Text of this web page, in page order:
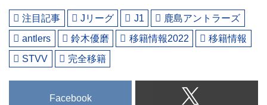
注目記事 Jリーグ J1
鹿島アントラーズ
antlers
鈴木優磨 移籍情報2022
移籍情報
STVV
完全移籍
Facebook